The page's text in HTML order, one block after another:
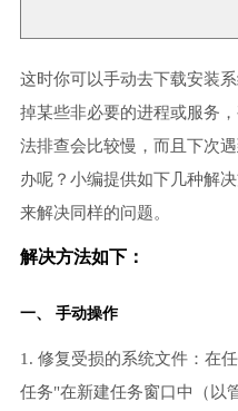
这时你可以手动去下载安装
掉某些非必要的进程或服务
法排查会比较慢，而且下次
办呢？小编提供如下几种解
来解决同样的问题。
解决方法如下：
一、 手动操作
1. 修复受损的系统文件：在
任务"在新建任务窗口中（以